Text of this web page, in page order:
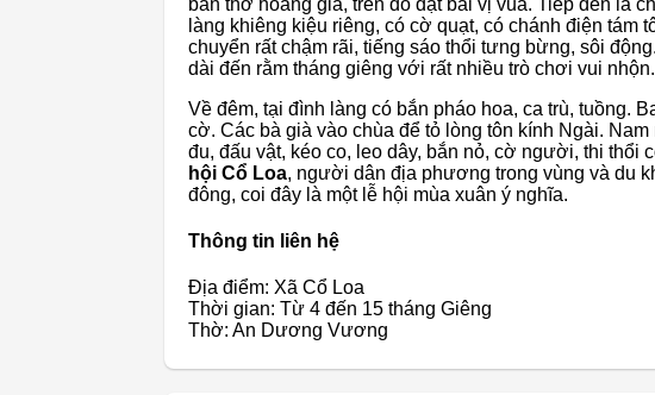
làng khiêng kiệu riêng, có cờ quạt, có chánh điện tám
chuyển rất chậm rãi, tiếng sáo thổi tưng bừng, sôi
dài đến rằm tháng giêng với rất nhiều trò chơi vui nhộn.
Về đêm, tại đình làng có bắn pháo hoa, ca trù, tuồng.
cờ. Các bà già vào chùa để tỏ lòng tôn kính Ngài.
đu, đấu vật, kéo co, leo dây, bắn nỏ, cờ người, thi thổi
hội Cổ Loa, người dân địa phương trong vùng và du
đông, coi đây là một lễ hội mùa xuân ý nghĩa.
Thông tin liên hệ
Địa điểm: Xã Cổ Loa
Thời gian: Từ 4 đến 15 tháng Giêng
Thờ: An Dương Vương